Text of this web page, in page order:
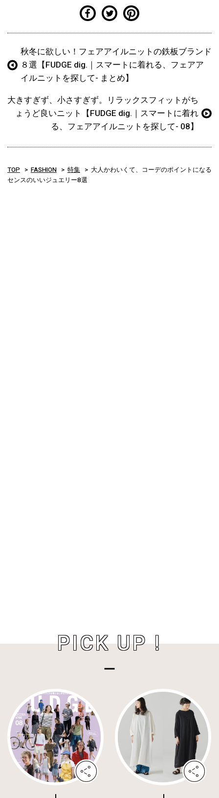
秋冬に欲しい！フェアアイルニットの鉄板ブランド
８選【FUDGE dig.｜スマートに着れる、フェアア
イルニットを探して- まとめ】
大きすぎず、小さすぎず。リラックスフィットがち
ょうど良いニット【FUDGE dig.｜スマートに着れ
る、フェアアイルニットを探して- 08】
TOP FASHION 特集
大人かわいくて、コーデのポイントになる
センスのいいジュエリー8選
PICK UP !